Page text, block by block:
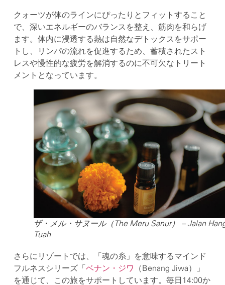
クォーツが体のラインにぴったりとフィットすること
で、深いエネルギーのバランスを整え、筋肉を和らげ
ます。体内に浸透する熱は自然なデトックスをサポー
トし、リンパの流れを促進するため、蓄積されたスト
レスや慢性的な疲労を解消するのに不可欠なトリート
メントとなっています。
ザ・メル・サヌール（The Meru Sanur） – Jalan
Tuah
さらにリゾートでは、「魂の糸」を意味するマインド
フルネスシリーズ「 ベナン・ジワ
（Benang Jiwa）」
を通じて、この旅をサポートしています。毎日14:00か